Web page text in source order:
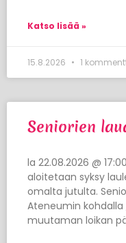
Katso lisää »
15.8.2026 1
Seniorien
la 22.08.2026 @
aloitetaan syksy
omalta jutulta.
Ateneumin
muutaman loikan